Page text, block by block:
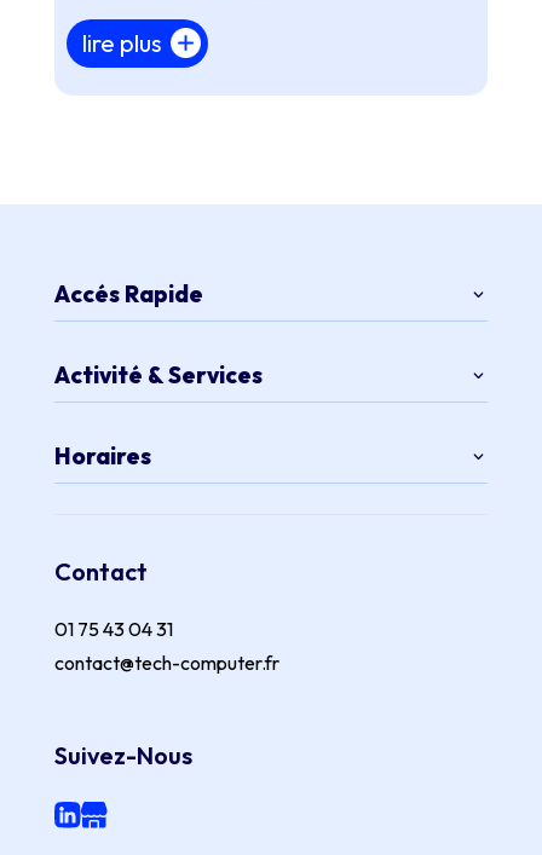
lire plus
Accés Rapide
Activité & Services
Horaires
Contact
01 75 43 04 31
contact@tech-computer.fr
Suivez-Nous